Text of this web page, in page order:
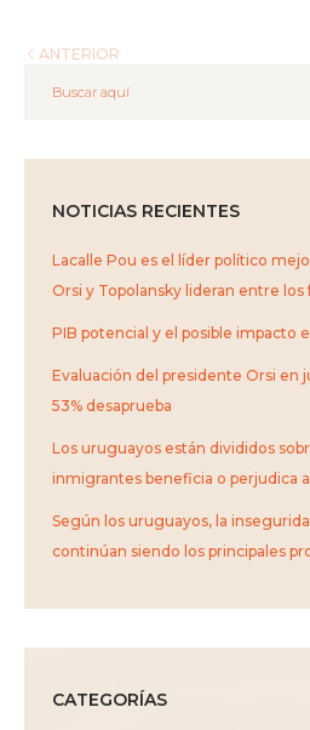
ANTERIOR
NOTICIAS RECIENTES
Lacalle Pou es el líder político
Orsi y Topolansky lideran entre
PIB potencial y el posible impacto
Evaluación del presidente Orsi en
53% desaprueba
Los uruguayos están divididos
inmigrantes beneficia o perjudica
Según los uruguayos, la
continúan siendo los principales
CATEGORÍAS